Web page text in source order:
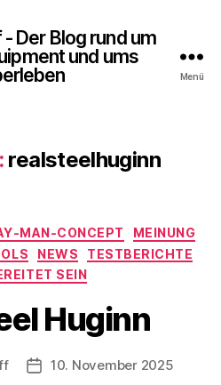
Der Blog rund um
und ums
Menü
realsteelhuginn
Kategorien
MAN-CONCEPT
MEINUNG
NEWS
TESTBERICHTE
SEIN
Huginn
Veröffentlichungsdatum
10. November 2025